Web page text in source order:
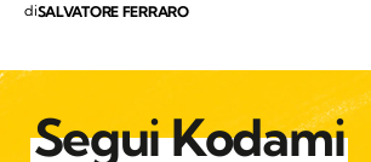
diSALVATORE FERRARO
Segui Kodami